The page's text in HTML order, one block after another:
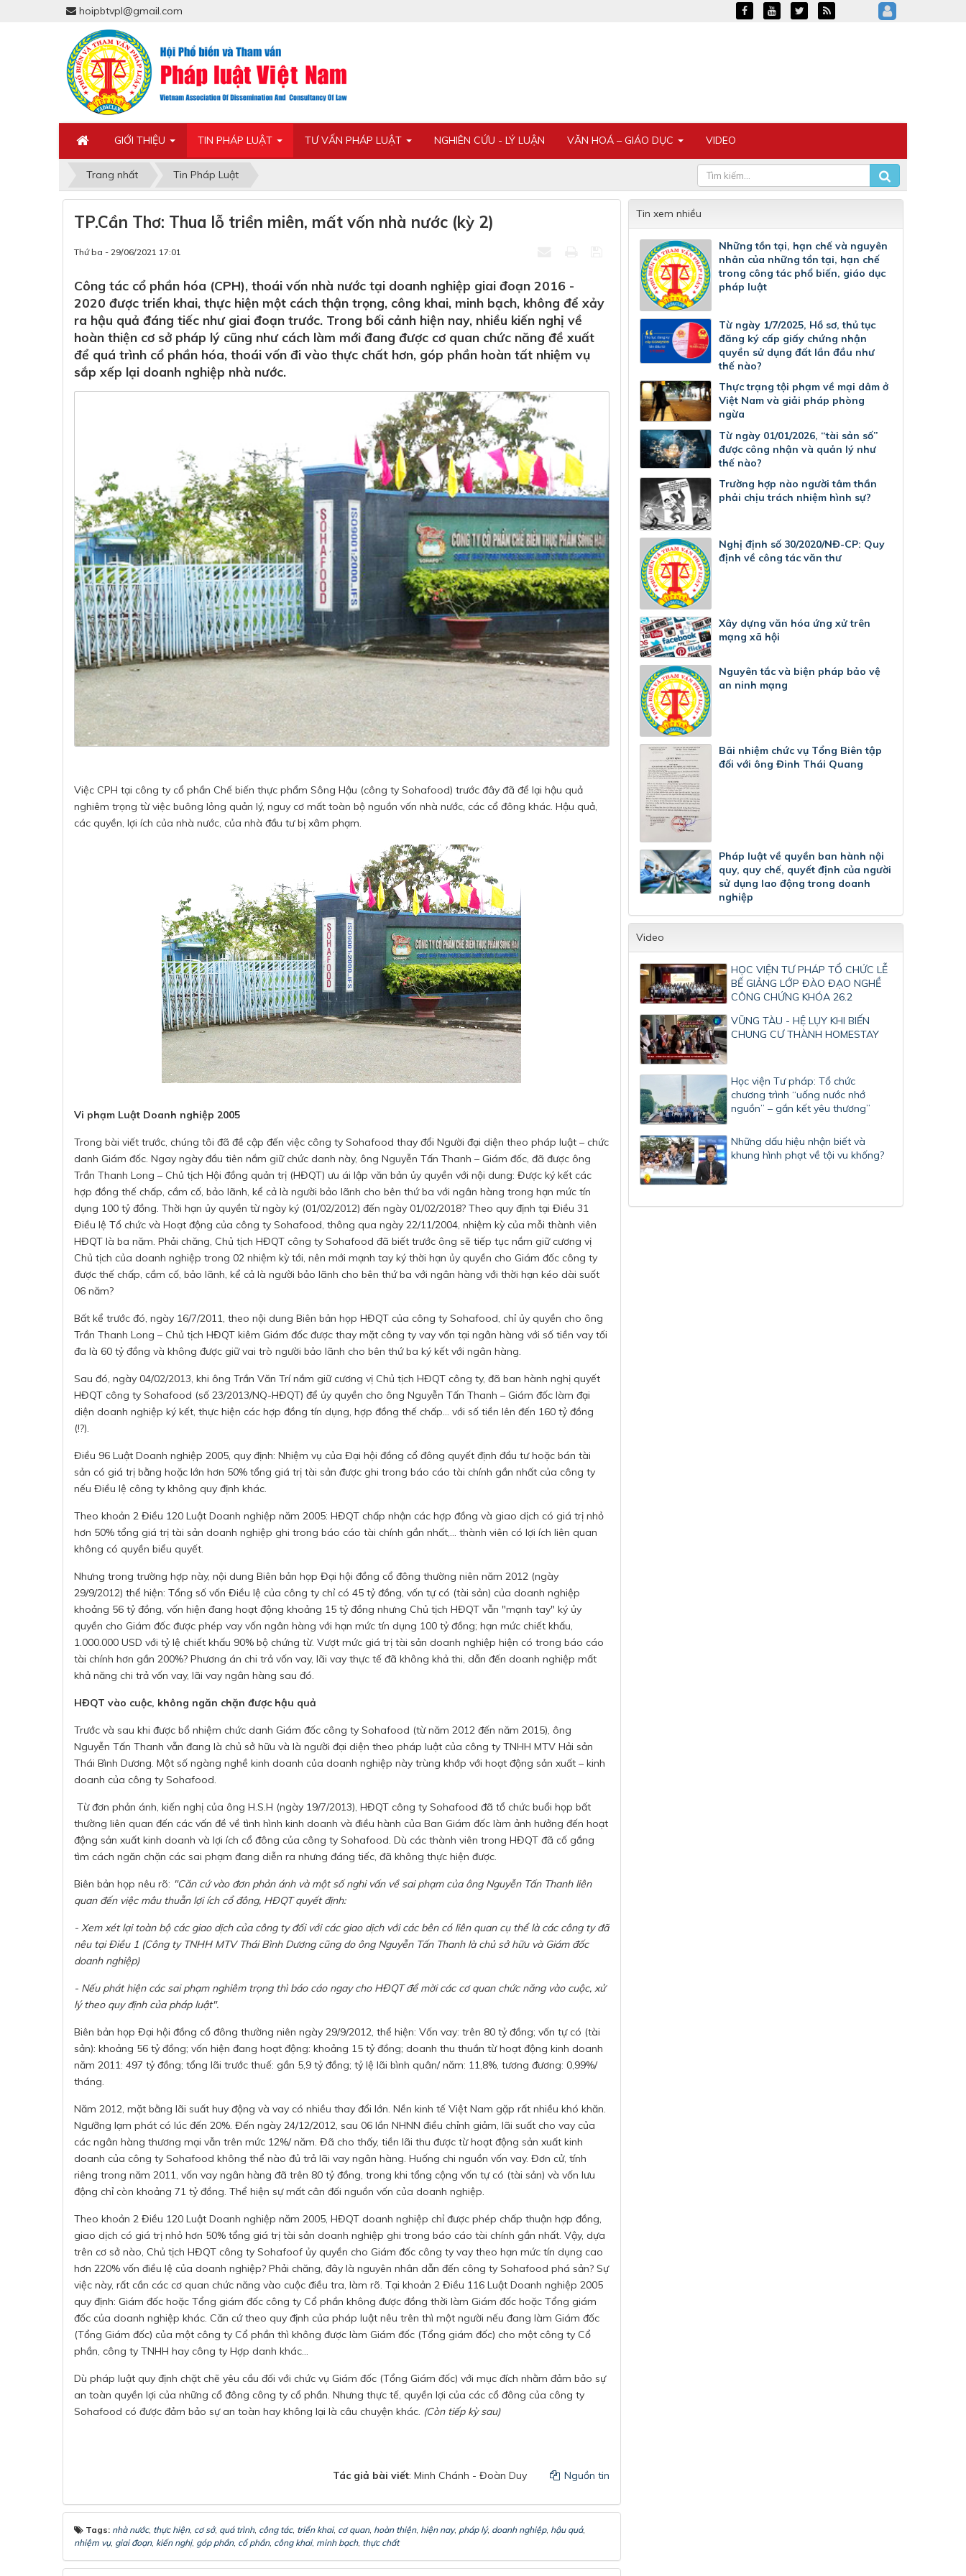
GIỚI THIỆU TIN PHÁP LUẬT TƯ VẤN PHÁP LUẬT NGHIÊN CỨU - LÝ LUẬN VĂN HOÁ – GIÁO DỤC VIDEO
hoipbtvpl@gmail.com
Trang nhất Tin Pháp Luật
TP.Cần Thơ: Thua lỗ triền miên, mất vốn nhà nước (kỳ 2)
Thứ ba - 29/06/2021 17:01
Công tác cổ phần hóa (CPH), thoái vốn nhà nước tại doanh nghiệp giai đoạn 2016 -
2020 được triển khai, thực hiện một cách thận trọng, công khai, minh bạch, không để xảy
ra hậu quả đáng tiếc như giai đoạn trước. Trong bối cảnh hiện nay, nhiều kiến nghị về
hoàn thiện cơ sở pháp lý cũng như cách làm mới đang được cơ quan chức năng đề xuất
để quá trình cổ phần hóa, thoái vốn đi vào thực chất hơn, góp phần hoàn tất nhiệm vụ
sắp xếp lại doanh nghiệp nhà nước.
Việc CPH tại công ty cổ phần Chế biến thực phẩm Sông Hậu (công ty Sohafood) trước đây đã để lại hậu quả
nghiêm trọng từ việc buông lỏng quản lý, nguy cơ mất toàn bộ nguồn vốn nhà nước, các cổ đông khác. Hậu quả,
các quyền, lợi ích của nhà nước, của nhà đầu tư bị xâm phạm.
Vi phạm Luật Doanh nghiệp 2005
Trong bài viết trước, chúng tôi đã đề cập đến việc công ty Sohafood thay đổi Người đại diện theo pháp luật – chức
danh Giám đốc. Ngay ngày đầu tiên nắm giữ chức danh này, ông Nguyễn Tấn Thanh – Giám đốc, đã được ông
Trần Thanh Long – Chủ tịch Hội đồng quản trị (HĐQT) ưu ái lập văn bản ủy quyền với nội dung: Được ký kết các
hợp đồng thế chấp, cầm cố, bảo lãnh, kể cả là người bảo lãnh cho bên thứ ba với ngân hàng trong hạn mức tín
dụng 100 tỷ đồng. Thời hạn ủy quyền từ ngày ký (01/02/2012) đến ngày 01/02/2018? Theo quy định tại Điều 31
Điều lệ Tổ chức và Hoạt động của công ty Sohafood, thông qua ngày 22/11/2004, nhiệm kỳ của mỗi thành viên
HĐQT là ba năm. Phải chăng, Chủ tịch HĐQT công ty Sohafood đã biết trước ông sẽ tiếp tục nắm giữ cương vị
Chủ tịch của doanh nghiệp trong 02 nhiệm kỳ tới, nên mới mạnh tay ký thời hạn ủy quyền cho Giám đốc công ty
được thế chấp, cầm cố, bảo lãnh, kể cả là người bảo lãnh cho bên thứ ba với ngân hàng với thời hạn kéo dài suốt
06 năm?
Bất kể trước đó, ngày 16/7/2011, theo nội dung Biên bản họp HĐQT của công ty Sohafood, chỉ ủy quyền cho ông
Trần Thanh Long – Chủ tịch HĐQT kiêm Giám đốc được thay mặt công ty vay vốn tại ngân hàng với số tiền vay tối
đa là 60 tỷ đồng và không được giữ vai trò người bảo lãnh cho bên thứ ba ký kết với ngân hàng.
Sau đó, ngày 04/02/2013, khi ông Trần Văn Trí nắm giữ cương vị Chủ tịch HĐQT công ty, đã ban hành nghị quyết
HĐQT công ty Sohafood (số 23/2013/NQ-HĐQT) để ủy quyền cho ông Nguyễn Tấn Thanh – Giám đốc làm đại
diện doanh nghiệp ký kết, thực hiện các hợp đồng tín dụng, hợp đồng thế chấp… với số tiền lên đến 160 tỷ đồng
(!?).
Điều 96 Luật Doanh nghiệp 2005, quy định: Nhiệm vụ của Đại hội đồng cổ đông quyết định đầu tư hoặc bán tài
sản có giá trị bằng hoặc lớn hơn 50% tổng giá trị tài sản được ghi trong báo cáo tài chính gần nhất của công ty
nếu Điều lệ công ty không quy định khác.
Theo khoản 2 Điều 120 Luật Doanh nghiệp năm 2005: HĐQT chấp nhận các hợp đồng và giao dịch có giá trị nhỏ
hơn 50% tổng giá trị tài sản doanh nghiệp ghi trong báo cáo tài chính gần nhất,… thành viên có lợi ích liên quan
không có quyền biểu quyết.
Nhưng trong trường hợp này, nội dung Biên bản họp Đại hội đồng cổ đông thường niên năm 2012 (ngày
29/9/2012) thể hiện: Tổng số vốn Điều lệ của công ty chỉ có 45 tỷ đồng, vốn tự có (tài sản) của doanh nghiệp
khoảng 56 tỷ đồng, vốn hiện đang hoạt động khoảng 15 tỷ đồng nhưng Chủ tịch HĐQT vẫn "mạnh tay" ký ủy
quyền cho Giám đốc được phép vay vốn ngân hàng với hạn mức tín dụng 100 tỷ đồng; hạn mức chiết khấu,
1.000.000 USD với tỷ lệ chiết khấu 90% bộ chứng từ. Vượt mức giá trị tài sản doanh nghiệp hiện có trong báo cáo
tài chính hơn gần 200%? Phương án chi trả vốn vay, lãi vay thực tế đã không khả thi, dẫn đến doanh nghiệp mất
khả năng chi trả vốn vay, lãi vay ngân hàng sau đó.
HĐQT vào cuộc, không ngăn chặn được hậu quả
Trước và sau khi được bổ nhiệm chức danh Giám đốc công ty Sohafood (từ năm 2012 đến năm 2015), ông
Nguyễn Tấn Thanh vẫn đang là chủ sở hữu và là người đại diện theo pháp luật của công ty TNHH MTV Hải sản
Thái Bình Dương. Một số ngàng nghề kinh doanh của doanh nghiệp này trùng khớp với hoạt động sản xuất – kinh
doanh của công ty Sohafood.
Từ đơn phản ánh, kiến nghị của ông H.S.H (ngày 19/7/2013), HĐQT công ty Sohafood đã tổ chức buổi họp bất
thường liên quan đến các vấn đề về tình hình kinh doanh và điều hành của Ban Giám đốc làm ảnh hưởng đến hoạt
động sản xuất kinh doanh và lợi ích cổ đông của công ty Sohafood. Dù các thành viên trong HĐQT đã cố gắng
tìm cách ngăn chặn các sai phạm đang diễn ra nhưng đáng tiếc, đã không thực hiện được.
Biên bản họp nêu rõ: "Căn cứ vào đơn phản ánh và một số nghi vấn về sai phạm của ông Nguyễn Tấn Thanh liên
quan đến việc mâu thuẫn lợi ích cổ đông, HĐQT quyết định:
- Xem xét lại toàn bộ các giao dịch của công ty đối với các giao dịch với các bên có liên quan cụ thể là các công ty đã
nêu tại Điều 1 (Công ty TNHH MTV Thái Bình Dương cũng do ông Nguyễn Tấn Thanh là chủ sở hữu và Giám đốc
doanh nghiệp)
- Nếu phát hiện các sai phạm nghiêm trọng thì báo cáo ngay cho HĐQT để mời các cơ quan chức năng vào cuộc, xử
lý theo quy định của pháp luật".
Biên bản họp Đại hội đồng cổ đông thường niên ngày 29/9/2012, thể hiện: Vốn vay: trên 80 tỷ đồng; vốn tự có (tài
sản): khoảng 56 tỷ đồng; vốn hiện đang hoạt động: khoảng 15 tỷ đồng; doanh thu thuần từ hoạt động kinh doanh
năm 2011: 497 tỷ đồng; tổng lãi trước thuế: gần 5,9 tỷ đồng; tỷ lệ lãi bình quân/ năm: 11,8%, tương đương: 0,99%/
tháng.
Năm 2012, mặt bằng lãi suất huy động và vay có nhiều thay đổi lớn. Nền kinh tế Việt Nam gặp rất nhiều khó khăn.
Ngưỡng lạm phát có lúc đến 20%. Đến ngày 24/12/2012, sau 06 lần NHNN điều chỉnh giảm, lãi suất cho vay của
các ngân hàng thương mại vẫn trên mức 12%/ năm. Đã cho thấy, tiền lãi thu được từ hoạt động sản xuất kinh
doanh của công ty Sohafood không thể nào đủ trả lãi vay ngân hàng. Huống chi nguồn vốn vay. Đơn cử, tính
riêng trong năm 2011, vốn vay ngân hàng đã trên 80 tỷ đồng, trong khi tổng cộng vốn tự có (tài sản) và vốn lưu
động chỉ còn khoảng 71 tỷ đồng. Thể hiện sự mất cân đối nguồn vốn của doanh nghiệp.
Theo khoản 2 Điều 120 Luật Doanh nghiệp năm 2005, HĐQT doanh nghiệp chỉ được phép chấp thuận hợp đồng,
giao dịch có giá trị nhỏ hơn 50% tổng giá trị tài sản doanh nghiệp ghi trong báo cáo tài chính gần nhất. Vậy, dựa
trên cơ sở nào, Chủ tịch HĐQT công ty Sohafoof ủy quyền cho Giám đốc công ty vay theo hạn mức tín dụng cao
hơn 220% vốn điều lệ của doanh nghiệp? Phải chăng, đây là nguyên nhân dẫn đến công ty Sohafood phá sản? Sự
việc này, rất cần các cơ quan chức năng vào cuộc điều tra, làm rõ. Tại khoản 2 Điều 116 Luật Doanh nghiệp 2005
quy định: Giám đốc hoặc Tổng giám đốc công ty Cổ phần không được đồng thời làm Giám đốc hoặc Tổng giám
đốc của doanh nghiệp khác. Căn cứ theo quy định của pháp luật nêu trên thì một người nếu đang làm Giám đốc
(Tổng Giám đốc) của một công ty Cổ phần thì không được làm Giám đốc (Tổng giám đốc) cho một công ty Cổ
phần, công ty TNHH hay công ty Hợp danh khác…
Dù pháp luật quy định chặt chẽ yêu cầu đối với chức vụ Giám đốc (Tổng Giám đốc) với mục đích nhằm đảm bảo sự
an toàn quyền lợi của những cổ đông công ty cổ phần. Nhưng thực tế, quyền lợi của các cổ đông của công ty
Sohafood có được đảm bảo sự an toàn hay không lại là câu chuyện khác. (Còn tiếp kỳ sau)
Tác giả bài viết: Minh Chánh - Đoàn Duy Nguồn tin
Tags: nhà nước, thực hiện, cơ sở, quá trình, công tác, triển khai, cơ quan, hoàn thiện, hiện nay, pháp lý, doanh nghiệp, hậu quả,
nhiệm vụ, giai đoạn, kiến nghị, góp phần, cổ phần, công khai, minh bạch, thực chất
Tin xem nhiều
Những tồn tại, hạn chế và nguyên
nhân của những tồn tại, hạn chế
trong công tác phổ biến, giáo dục
pháp luật
Từ ngày 1/7/2025, Hồ sơ, thủ tục
đăng ký cấp giấy chứng nhận
quyền sử dụng đất lần đầu như
thế nào?
Thực trạng tội phạm về mại dâm ở
Việt Nam và giải pháp phòng
ngừa
Từ ngày 01/01/2026, “tài sản số”
được công nhận và quản lý như
thế nào?
Trường hợp nào người tâm thần
phải chịu trách nhiệm hình sự?
Nghị định số 30/2020/NĐ-CP: Quy
định về công tác văn thư
Xây dựng văn hóa ứng xử trên
mạng xã hội
Nguyên tắc và biện pháp bảo vệ
an ninh mạng
Bãi nhiệm chức vụ Tổng Biên tập
đối với ông Đinh Thái Quang
Pháp luật về quyền ban hành nội
quy, quy chế, quyết định của người
sử dụng lao động trong doanh
nghiệp
Video
HỌC VIỆN TƯ PHÁP TỔ CHỨC LỄ
BẾ GIẢNG LỚP ĐÀO ĐẠO NGHỀ
CÔNG CHỨNG KHÓA 26.2
VŨNG TÀU - HỆ LỤY KHI BIẾN
CHUNG CƯ THÀNH HOMESTAY
Học viện Tư pháp: Tổ chức
chương trình “uống nước nhớ
nguồn” – gắn kết yêu thương”
Những dấu hiệu nhận biết và
khung hình phạt về tội vu khống?